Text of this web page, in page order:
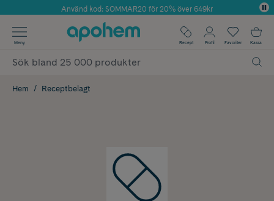
Årets Butik 2025 inom Skönhet
Använd kod: SOMMAR20 för 20% över 649kr
✓ Fri frakt
✓ Poäng på alla köp*
Meny Recept Profil Favoriter Kassa
Hem Receptbelagt